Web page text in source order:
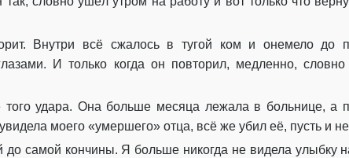
Глава 36
Глава 39
Глава 41
Внутри всё сжалось в тугой ком и онемело до
И только когда он повторил, медленно,
удара. Она больше месяца лежала в больнице, а
моего «умершего» отца, всё же убил её, пусть и не
до самой кончины. Я больше никогда не видела улыбку